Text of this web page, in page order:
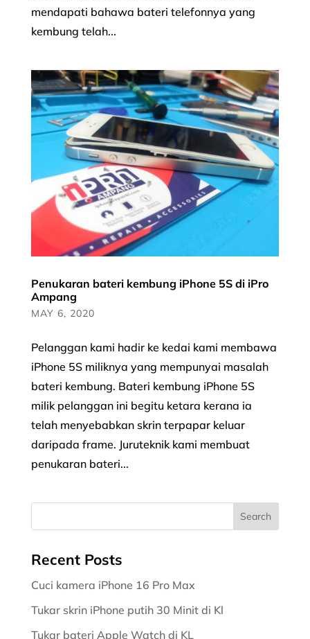
mendapati bahawa bateri telefonnya yang
kembung telah...
Penukaran bateri kembung iPhone 5S di iPro
Ampang
MAY 6, 2020
Pelanggan kami hadir ke kedai kami membawa
iPhone 5S miliknya yang mempunyai masalah
bateri kembung. Bateri kembung iPhone 5S
milik pelanggan ini begitu ketara kerana ia
telah menyebabkan skrin terpapar keluar
daripada frame. Juruteknik kami membuat
penukaran bateri...
Recent Posts
Cuci kamera iPhone 16 Pro Max
Tukar skrin iPhone putih 30 Minit di Kl
Tukar bateri Apple Watch di KL